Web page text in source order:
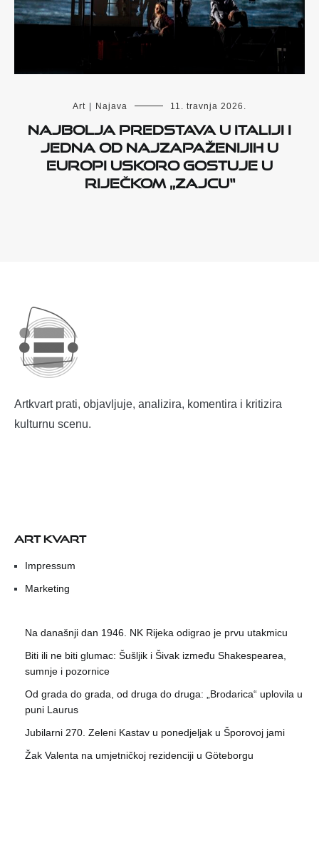
Art Najava 11. travnja 2026.
Najbolja predstava u Italiji i
jedna od najzapaženijih u
Europi uskoro gostuje u
riječkom „Zajcu“
Artkvart prati, objavljuje, analizira, komentira i kritizira
kulturnu scenu.
ART KVART
Impressum
Marketing
Na današnji dan 1946. NK Rijeka odigrao je prvu utakmicu
Biti ili ne biti glumac: Šušljik i Šivak između Shakespearea,
sumnje i pozornice
Od grada do grada, od druga do druga: „Brodarica“ uplovila u
puni Laurus
Jubilarni 270. Zeleni Kastav u ponedjeljak u Šporovoj jami
Žak Valenta na umjetničkoj rezidenciji u Göteborgu